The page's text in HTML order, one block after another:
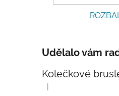
Udělalo vám
Hodnocení
|